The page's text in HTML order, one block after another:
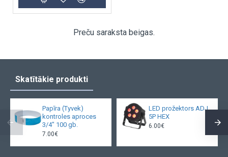
Preču saraksta beigas.
Skatītākie produkti
Papīra (Tyvek)
kontroles aproces
3/4" 100 gb.
7.00€
LED prožektors ADJ
5P HEX
6.00€